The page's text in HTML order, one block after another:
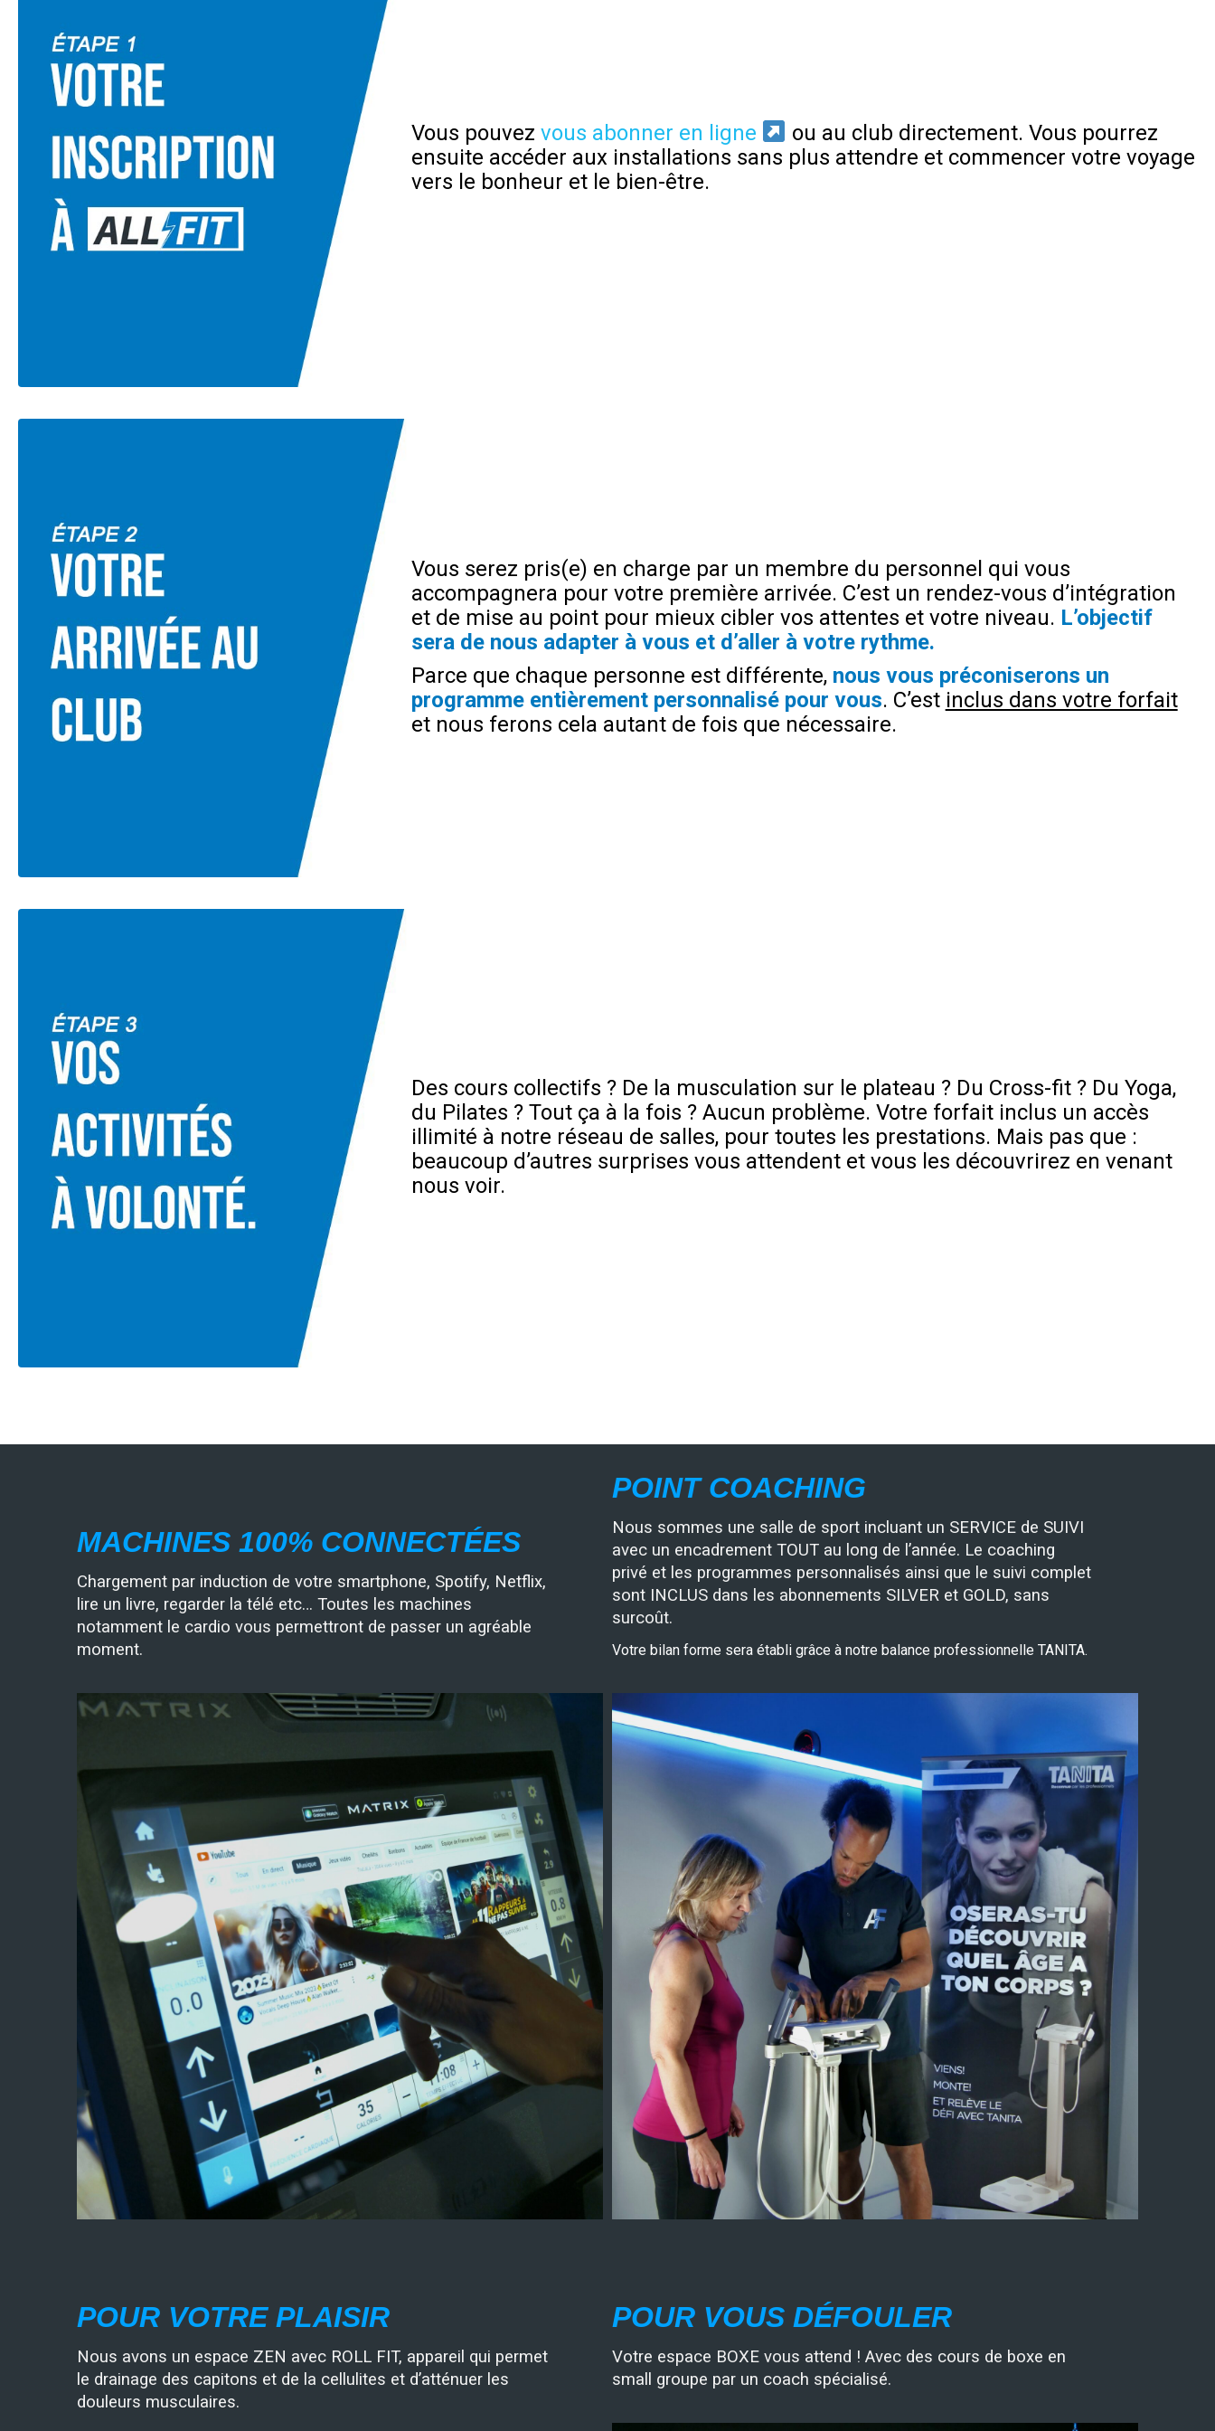
Vous pouvez vous abonner en ligne
ou au club directement. Vous pourrez
ensuite accéder aux installations sans plus attendre et commencer votre voyage
vers le bonheur et le bien-être.
Vous serez pris(e) en charge par un membre du personnel qui vous
accompagnera pour votre première arrivée. C’est un rendez-vous d’intégration
et de mise au point pour mieux cibler vos attentes et votre niveau. L’objectif
sera de nous adapter à vous et d’aller à votre rythme.
Parce que chaque personne est différente, nous vous préconiserons un
programme entièrement personnalisé pour vous. C’est inclus dans votre forfait
et nous ferons cela autant de fois que nécessaire.
Des cours collectifs ? De la musculation sur le plateau ? Du Cross-fit ? Du Yoga,
du Pilates ? Tout ça à la fois ? Aucun problème. Votre forfait inclus un accès
illimité à notre réseau de salles, pour toutes les prestations. Mais pas que :
beaucoup d’autres surprises vous attendent et vous les découvrirez en venant
nous voir.
MACHINES 100% CONNECTÉES
Chargement par induction de votre smartphone, Spotify, Netflix,
lire un livre, regarder la télé etc… Toutes les machines
notamment le cardio vous permettront de passer un agréable
moment.
POINT COACHING
Nous sommes une salle de sport incluant un SERVICE de SUIVI
avec un encadrement TOUT au long de l’année. Le coaching
privé et les programmes personnalisés ainsi que le suivi complet
sont INCLUS dans les abonnements SILVER et GOLD, sans
surcoût.
Votre bilan forme sera établi grâce à notre balance professionnelle TANITA.
POUR VOTRE PLAISIR
Nous avons un espace ZEN avec ROLL FIT, appareil qui permet
le drainage des capitons et de la cellulites et d’atténuer les
douleurs musculaires.
POUR VOUS DÉFOULER
Votre espace BOXE vous attend ! Avec des cours de boxe en
small groupe par un coach spécialisé.